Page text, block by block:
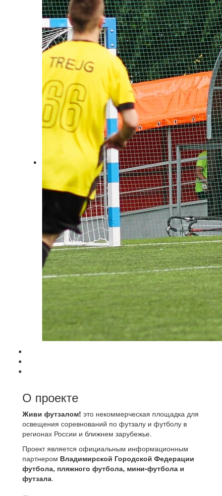
О проекте
Живи футзалом! это некоммерческая площадка для
освещения соревнований по футзалу и футболу в
регионах России и ближнем зарубежье.
Проект является официальным информационным
партнером Владимирской Городской Федерации
футбола, пляжного футбола, мини-футбола и
футзала.